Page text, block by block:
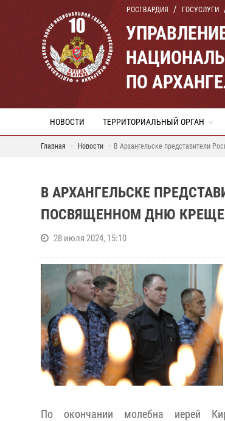
РОСГВАРДИЯ ГОСУСЛУГИ
ПО
НОВОСТИ ТЕРРИТОРИАЛЬНЫЙ ОРГАН
Главная Новости В Архангельске представители
В АРХАНГЕЛЬСКЕ
ПОСВЯЩЕННОМ ДНЮ
28 июля 2024, 15:10
По окончании молебна иерей